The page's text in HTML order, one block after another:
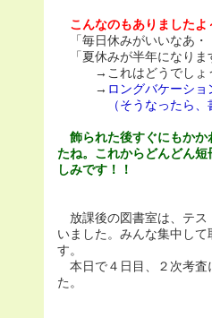
こんなのもありましたよ
「毎日休みがいいなあ・
「夏休みが半年になりま
→これはどうでしょう
→ ロングバケーシ
（そうなったら、書
飾られた後すぐにもか
たね。これからどんどん
しみです！！
放課後の図書室は、テス
いました。みんな集中し
す。
本日で４日目、２次考査
た。